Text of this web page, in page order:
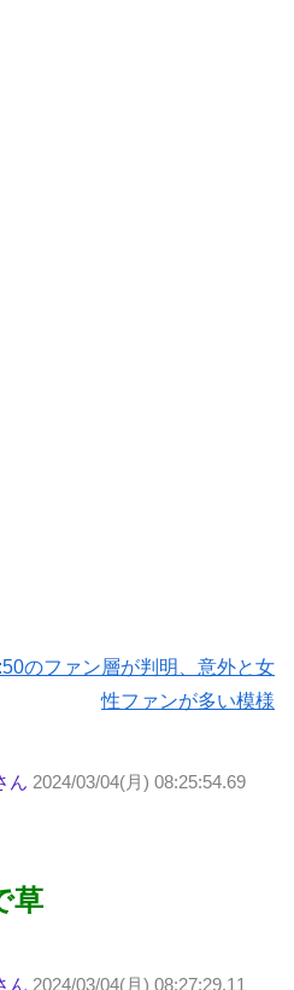
のファン層が判明、意外と女
性ファンが多い模様
ん 2024/03/04(月) 08:25:54.69
草
ん 2024/03/04(月) 08:27:29.11